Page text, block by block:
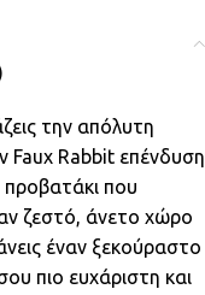
την απόλυτη
Faux Rabbit επένδυση
που
ζεστό, άνετο χώρο
έναν ξεκούραστο
πιο ευχάριστη και